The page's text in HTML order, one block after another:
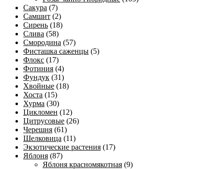
Сакура (7)
Самшит (2)
Сирень (18)
Слива (58)
Смородина (57)
Фисташка саженцы (5)
Флокс (17)
Фотиния (4)
Фундук (31)
Хвойные (18)
Хоста (15)
Хурма (30)
Цикломен (12)
Цитрусовые (26)
Черешня (61)
Шелковица (11)
Экзотические растения (17)
Яблоня (87)
Яблоня красномякотная (9)